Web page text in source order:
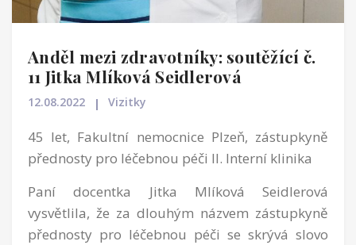
Anděl mezi zdravotníky: soutěžící č.
11 Jitka Mlíková Seidlerová
12.08.2022 Vizitky
45 let, Fakultní nemocnice Plzeň, zástupkyně
přednosty pro léčebnou péči II. Interní klinika
Paní docentka Jitka Mlíková Seidlerová
vysvětlila, že za dlouhým názvem zástupkyně
přednosty pro léčebnou péči se skrývá slovo